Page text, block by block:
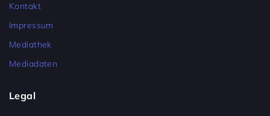
Kontakt
Impressum
Mediathek
Mediadaten
Legal